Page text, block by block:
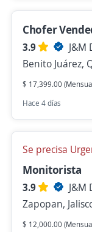
Chofer
3.9
J&M
Benito Juárez,
$ 17,399.00
Hace 4 días
Se precisa
Monitorista
3.9
J&M
Zapopan,
$ 12,000.00